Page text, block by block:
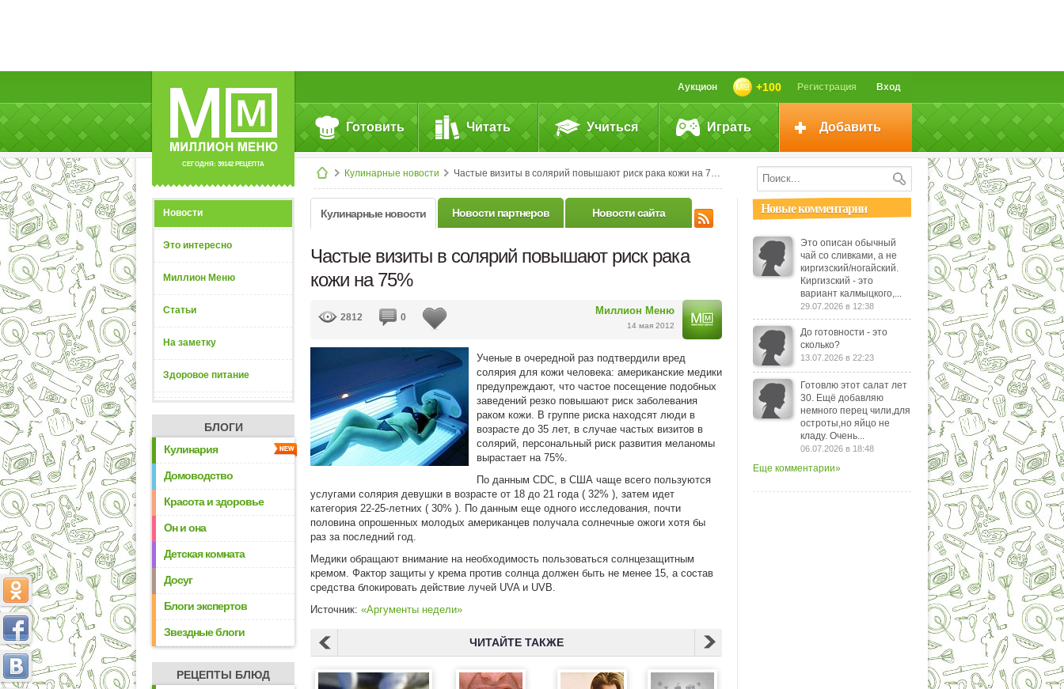
СЕГОДНЯ: 39142 РЕЦЕПТА
Вход
Регистрация
+100
Аукцион
Готовить Читать Учиться Играть Добавить
Кулинарные новости Частые визиты в солярий повышают риск рака кожи на 75%
Новости
Это интересно
Миллион Меню
Статьи
На заметку
Здоровое питание
БЛОГИ
Кулинария
Домоводство
Красота и здоровье
Он и она
Детская комната
Досуг
Блоги экспертов
Звездные блоги
РЕЦЕПТЫ БЛЮД
Кулинарные новости Новости партнеров Новости сайта
Частые визиты в солярий повышают риск рака
кожи на 75%
Миллион Меню
14 мая 2012
2812 0
Ученые в очередной раз подтвердили вред
солярия для кожи человека: американские медики
предупреждают, что частое посещение подобных
заведений резко повышают риск заболевания
раком кожи. В группе риска находсят люди в
возрасте до 35 лет, в случае частых визитов в
солярий, персональный риск развития меланомы
вырастает на 75%.
По данным CDC, в США чаще всего пользуются
услугами солярия девушки в возрасте от 18 до 21 года ( 32% ), затем идет
категория 22-25-летних ( 30% ). По данным еще одного исследования, почти
половина опрошенных молодых американцев получала солнечные ожоги хотя бы
раз за последний год.
Медики обращают внимание на необходимость пользоваться солнцезащитным
кремом. Фактор защиты у крема против солнца должен быть не менее 15, а состав
средства блокировать действие лучей UVA и UVB.
Источник: «Аргументы недели»
ЧИТАЙТЕ ТАКЖЕ
Новые комментарии
Это описан обычный
чай со сливками, а не
киргизский/ногайский.
Киргизский - это
вариант калмыцкого,...
29.07.2026 в 12:38
До готовности - это
сколько?
13.07.2026 в 22:23
Готовлю этот салат лет
30. Ещё добавляю
немного перец чили,для
остроты,но яйцо не
кладу. Очень...
06.07.2026 в 18:48
Еще комментарии»